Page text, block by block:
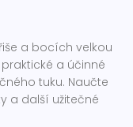
a bocích velkou
a účinné
tuku. Naučte
a další užitečné